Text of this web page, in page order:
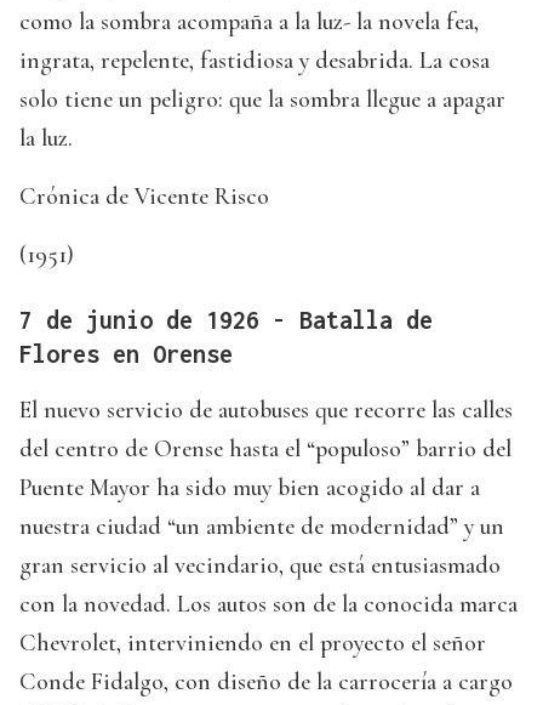
como la sombra acompaña a la luz- la novela fea,
ingrata, repelente, fastidiosa y desabrida. La cosa
solo tiene un peligro: que la sombra llegue a apagar
la luz.
Crónica de Vicente Risco
(1951)
7 de junio de 1926 - Batalla de
Flores en Orense
El nuevo servicio de autobuses que recorre las calles
del centro de Orense hasta el “populoso” barrio del
Puente Mayor ha sido muy bien acogido al dar a
nuestra ciudad “un ambiente de modernidad” y un
gran servicio al vecindario, que está entusiasmado
con la novedad. Los autos son de la conocida marca
Chevrolet, interviniendo en el proyecto el señor
Conde Fidalgo, con diseño de la carrocería a cargo